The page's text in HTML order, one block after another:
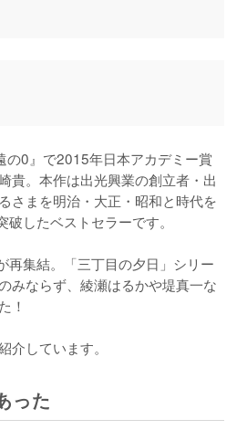
0』で2015年日本アカデミー賞
貴。本作は出光興業の創立者・出
さまを明治・大正・昭和と時代を
したベストセラーです。
集結。「三丁目の夕日」シリー
みならず、綾瀬はるかや堤真一な
！
しています。
った